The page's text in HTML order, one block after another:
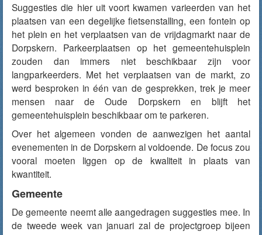
Suggesties die hier uit voort kwamen varieerden van het
plaatsen van een degelijke fietsenstalling, een fontein op
het plein en het verplaatsen van de vrijdagmarkt naar de
Dorpskern. Parkeerplaatsen op het gemeentehuisplein
zouden dan immers niet beschikbaar zijn voor
langparkeerders. Met het verplaatsen van de markt, zo
werd besproken in één van de gesprekken, trek je meer
mensen naar de Oude Dorpskern en blijft het
gemeentehuisplein beschikbaar om te parkeren.
Over het algemeen vonden de aanwezigen het aantal
evenementen in de Dorpskern al voldoende. De focus zou
vooral moeten liggen op de kwaliteit in plaats van
kwantiteit.
Gemeente
De gemeente neemt alle aangedragen suggesties mee. In
de tweede week van januari zal de projectgroep bijeen